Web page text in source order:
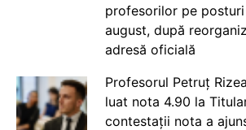
profesorilor pe
august, după
adresă oficială
Profesorul Petruț
luat nota 4.90 la
contestații nota a